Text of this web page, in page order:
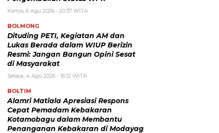
Kamis, 6 Agu 2026 - 20:37 WITA
BOLMONG
Dituding PETI, Kegiatan AM dan
Lukas Berada dalam WIUP Berizin
Resmi: Jangan Bangun Opini Sesat
di Masyarakat
Selasa, 4 Agu 2026 - 16:12 WITA
BOLTIM
Alamri Matiala Apresiasi Respons
Cepat Pemadam Kebakaran
Kotamobagu dalam Membantu
Penanganan Kebakaran di Modayag